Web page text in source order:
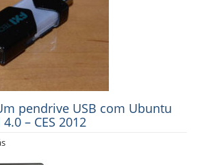
pendrive USB com Ubuntu
– CES 2012